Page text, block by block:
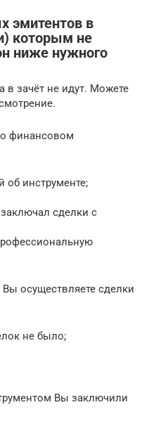
эмитентов в
которым не
ниже нужного
зачёт не идут. Можете
финансовом
об инструменте;
сделки с
осуществляете сделки
не было;
Вы заключили